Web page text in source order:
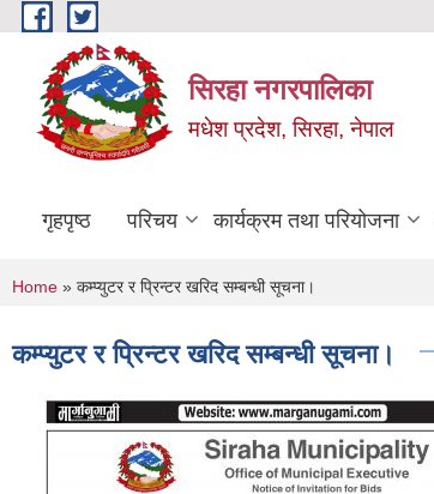
Skip to main content
सिरहा नगरपालिका
मधेश प्रदेश, सिरहा, नेपाल
गृहपृष्ठ परिचय कार्यक्रम तथा परियोजना
You are here
Home » कम्प्युटर र प्रिन्टर खरिद सम्बन्धी सूचना।
कम्प्युटर र प्रिन्टर खरिद सम्बन्धी सूचना।